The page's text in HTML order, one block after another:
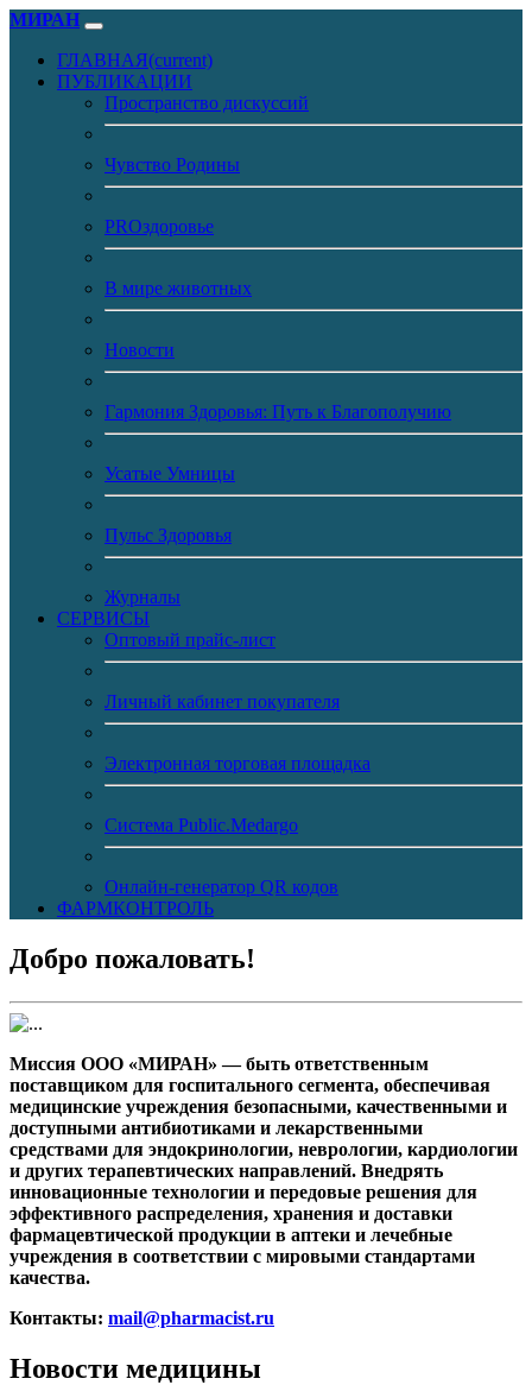
МИРАН
ГЛАВНАЯ(current)
ПУБЛИКАЦИИ
Пространство дискуссий
Чувство Родины
PROздоровье
В мире животных
Новости
Гармония Здоровья: Путь к Благополучию
Усатые Умницы
Пульс Здоровья
Журналы
CЕРВИСЫ
Оптовый прайс-лист
Личный кабинет покупателя
Электронная торговая площадка
Система Public.Medargo
Онлайн-генератор QR кодов
ФАРМКОНТРОЛЬ
Добро пожаловать!
Миссия ООО «МИРАН» — быть ответственным
поставщиком для госпитального сегмента, обеспечивая
медицинские учреждения безопасными, качественными и
доступными антибиотиками и лекарственными
средствами для эндокринологии, неврологии, кардиологии
и других терапевтических направлений. Внедрять
инновационные технологии и передовые решения для
эффективного распределения, хранения и доставки
фармацевтической продукции в аптеки и лечебные
учреждения в соответствии с мировыми стандартами
качества.
Контакты: mail@pharmacist.ru
Новости медицины